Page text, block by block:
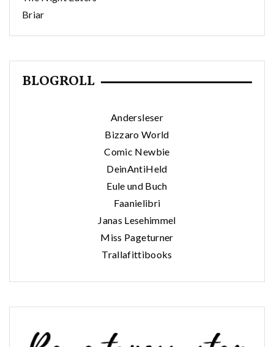
Briar
BLOGROLL
Andersleser
Bizzaro World
Comic Newbie
DeinAntiHeld
Eule und Buch
Faanielibri
Janas Lesehimmel
Miss Pageturner
Trallafittibooks